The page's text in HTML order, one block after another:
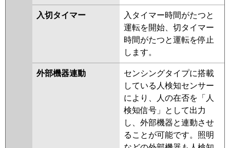
入切タイマー
入タイマー時間がたつと
運転を開始、切タイマー
時間がたつと運転を停止
します。
外部機器連動
センシングタイプに搭載
している人検知センサー
により、人の在否を「人
検知信号」として出力
し、外部機器と連動させ
ることが可能です。照明